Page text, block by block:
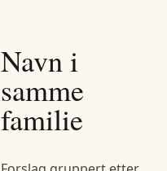
Navn i
samme
familie